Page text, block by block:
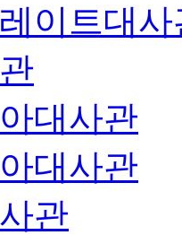
이트대사
대사관
대사관
관